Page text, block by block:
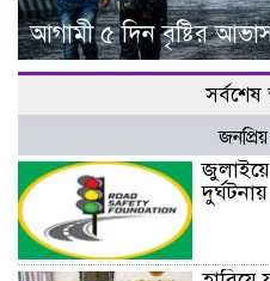
আগামী ৫ দিন বৃষ্টির